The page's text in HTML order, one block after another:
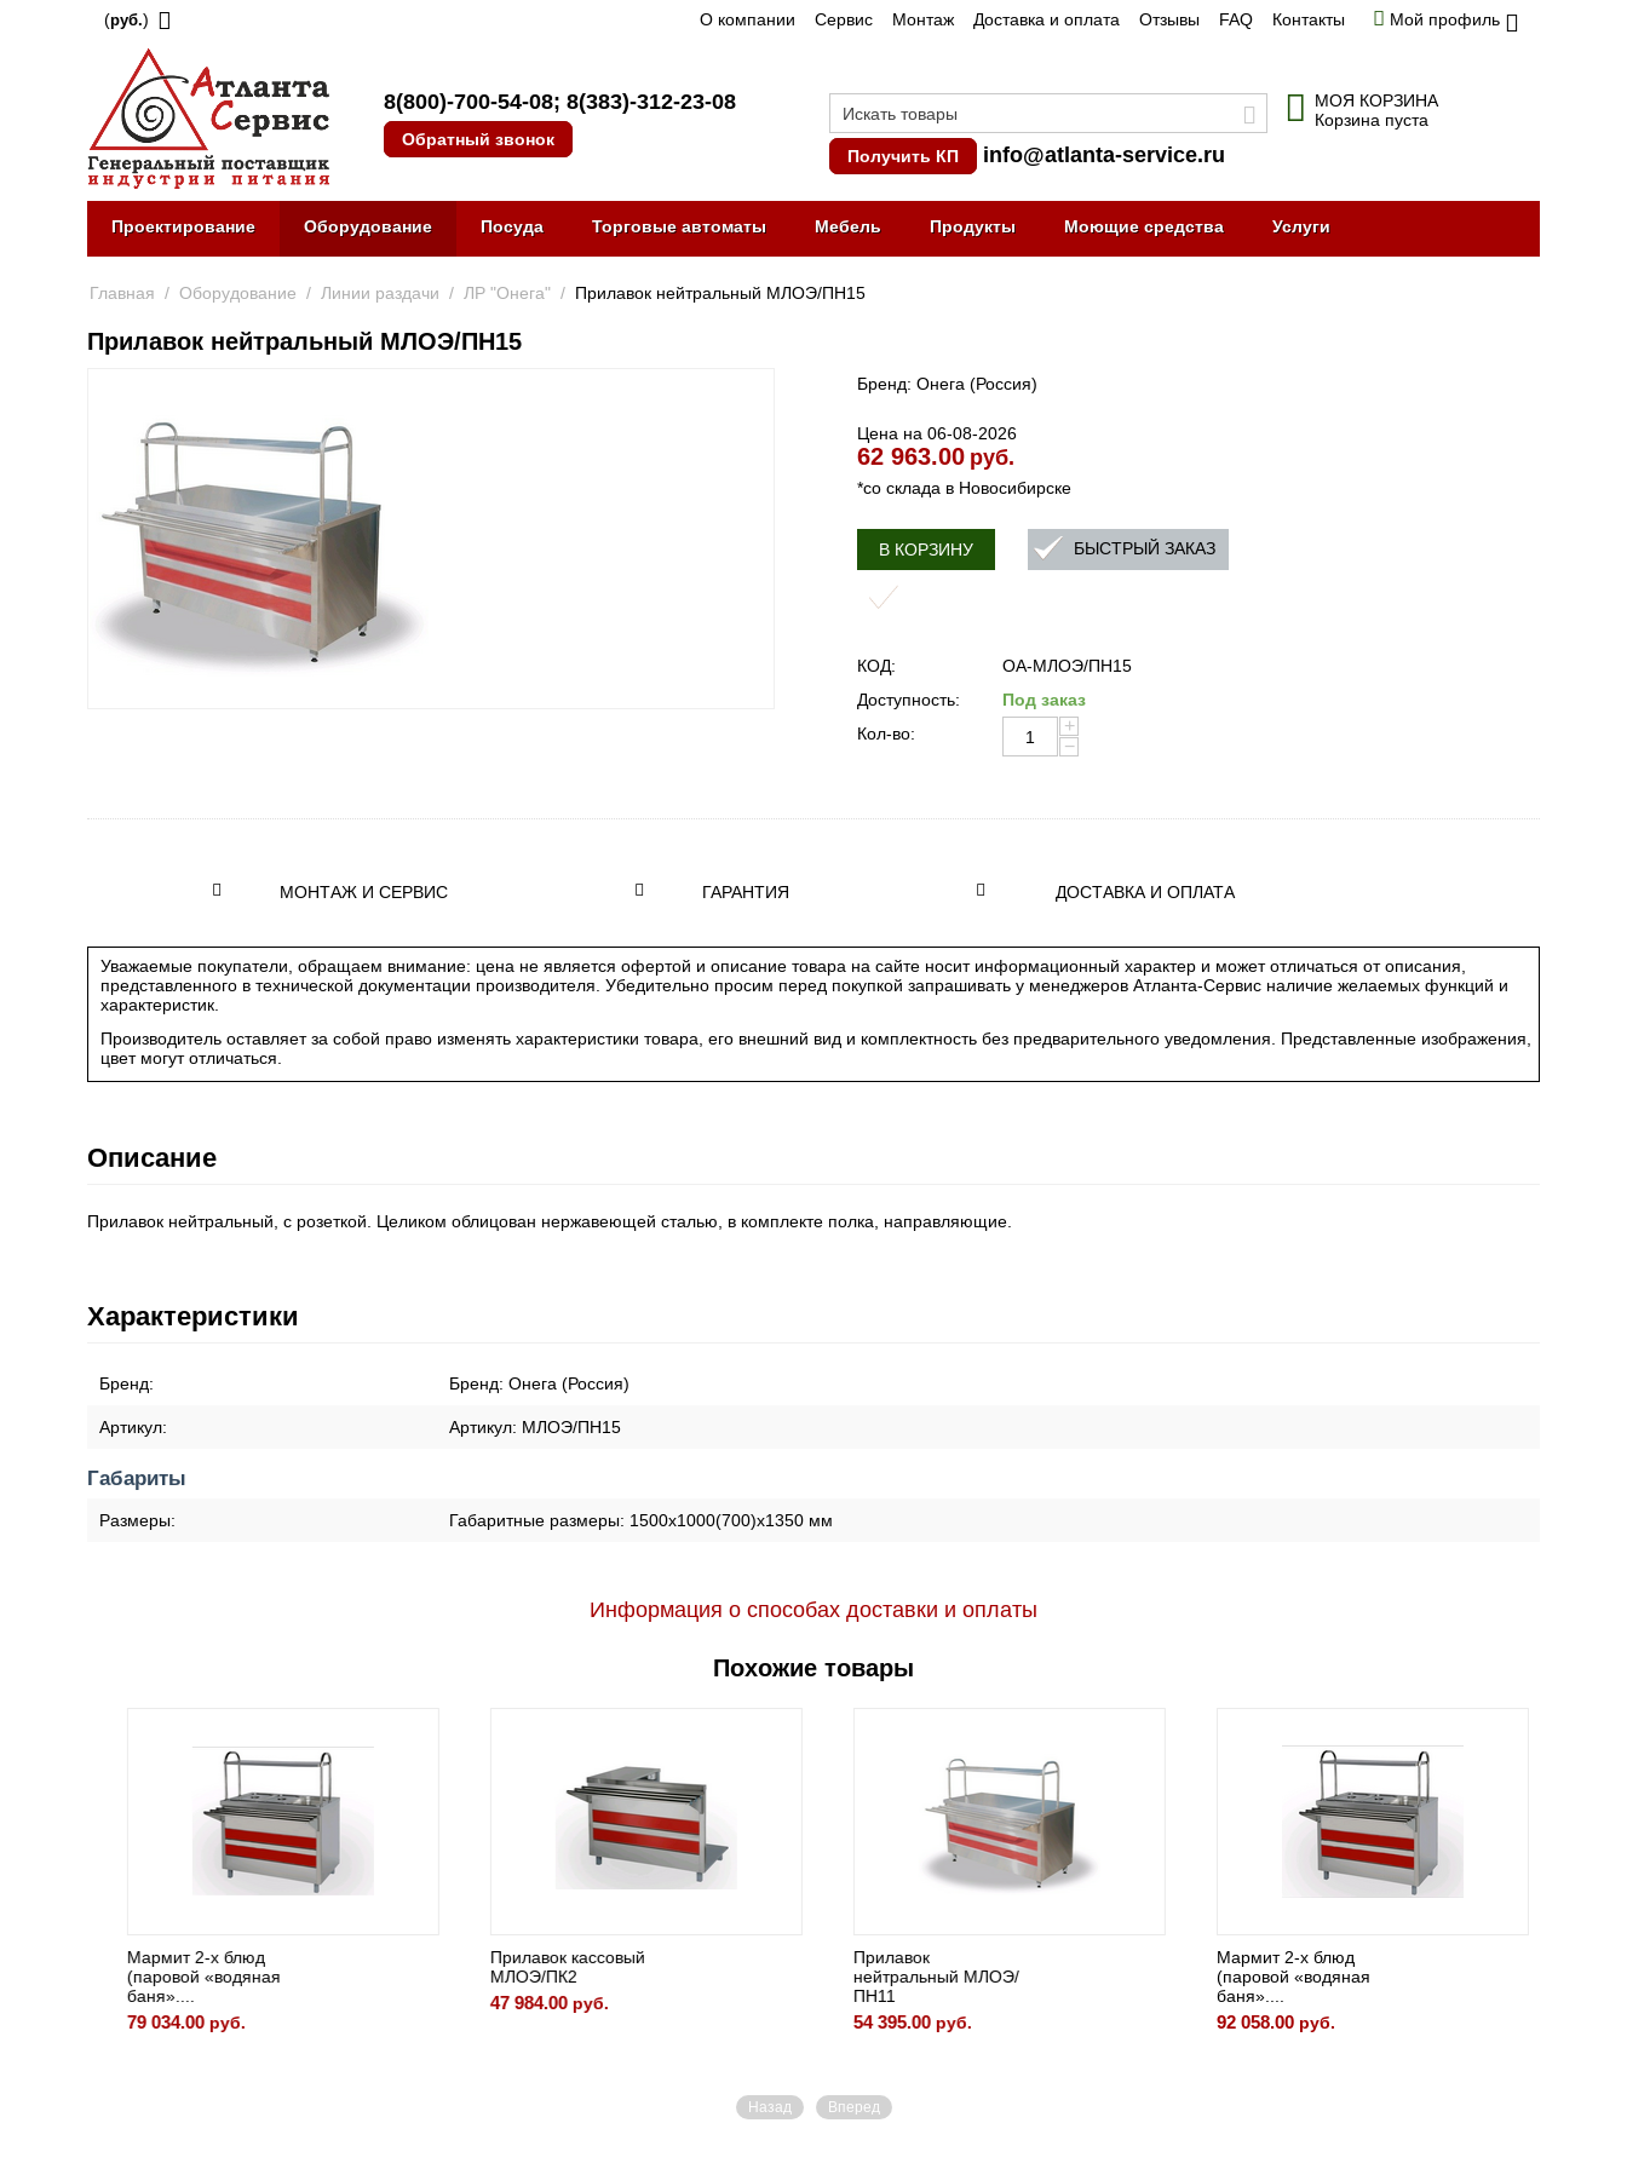
(руб.) О компании Сервис Монтаж Доставка и оплата Отзывы FAQ Контакты Мой профиль
8(800)-700-54-08; 8(383)-312-23-08
Обратный звонок
Получить КП
info@atlanta-service.ru
МОЯ КОРЗИНА
Корзина пуста
Проектирование Оборудование Посуда Торговые автоматы Мебель Продукты Моющие средства Услуги
Главная / Оборудование / Линии раздачи / ЛР "Онега" / Прилавок нейтральный МЛОЭ/ПН15
Прилавок нейтральный МЛОЭ/ПН15
Бренд: Онега (Россия)
Цена на 06-08-2026
62 963.00 руб.
*со склада в Новосибирске
В КОРЗИНУ БЫСТРЫЙ ЗАКАЗ
КОД:
OA-МЛОЭ/ПН15
Доступность:
Под заказ
Кол-во:
+
−
МОНТАЖ И СЕРВИС ГАРАНТИЯ ДОСТАВКА И ОПЛАТА
Уважаемые покупатели, обращаем внимание: цена не является офертой и описание товара на сайте носит информационный характер и может отличаться от описания,
представленного в технической документации производителя. Убедительно просим перед покупкой запрашивать у менеджеров Атланта-Сервис наличие желаемых функций и
характеристик.
Производитель оставляет за собой право изменять характеристики товара, его внешний вид и комплектность без предварительного уведомления. Представленные изображения,
цвет могут отличаться.
Описание
Прилавок нейтральный, с розеткой. Целиком облицован нержавеющей сталью, в комплекте полка, направляющие.
Характеристики
Бренд: Бренд: Онега (Россия)
Артикул: Артикул: МЛОЭ/ПН15
Габариты
Размеры: Габаритные размеры: 1500х1000(700)х1350 мм
Информация о способах доставки и оплаты
Похожие товары
Мармит 2-х блюд
(паровой «водяная
баня»....
79 034.00 руб.
Прилавок кассовый
МЛОЭ/ПК2
47 984.00 руб.
Прилавок
нейтральный МЛОЭ/
ПН11
54 395.00 руб.
Мармит 2-х блюд
(паровой «водяная
баня»....
92 058.00 руб.
Назад Вперед